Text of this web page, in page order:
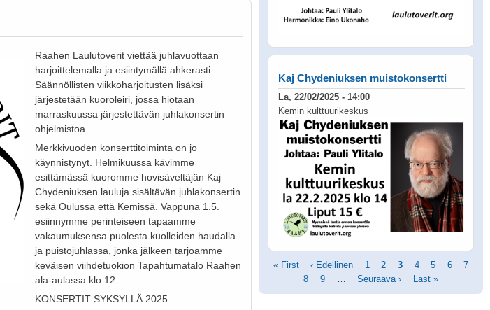
Raahen Laulutoverit viettää juhlavuottaan
harjoittelemalla ja esiintymällä ahkerasti.
Säännöllisten viikkoharjoitusten lisäksi
järjestetään kuoroleiri, jossa hiotaan
marraskuussa järjestettävän juhlakonsertin
ohjelmistoa.
Merkkivuoden konserttitoiminta on jo
käynnistynyt. Helmikuussa kävimme
esittämässä kuoromme hovisäveltäjän Kaj
Chydeniuksen lauluja sisältävän juhlakonsertin
sekä Oulussa että Kemissä. Vappuna 1.5.
esiinnymme perinteiseen tapaamme
vakaumuksensa puolesta kuolleiden haudalla
ja puistojuhlassa, jonka jälkeen tarjoamme
keväisen viihdetuokion Tapahtumatalo Raahen
ala-aulassa klo 12.
KONSERTIT SYKSYLLÄ 2025
Kaj Chydeniuksen muistokonsertti
La, 22/02/2025 - 14:00
Kemin kulttuurikeskus
Sivutus
Ensimmäinen
« First
Edellinen
sivu
‹ Edellinen Sivu
1 Sivu
2
Tämänhetkinen
sivu
3 Sivu
4 Sivu
5 Sivu
6 Sivu
7
Sivu
8 Sivu
9 …
Seuraava
sivu
Seuraava ›
Viimeinen
sivu
Last »